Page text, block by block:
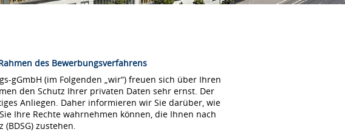
des Bewerbungsverfahrens
gGmbH (im Folgenden „wir“) freuen sich über Ihren
den Schutz Ihrer privaten Daten sehr ernst. Der
Anliegen. Daher informieren wir Sie darüber, wie
Ihre Rechte wahrnehmen können, die Ihnen nach
zustehen.